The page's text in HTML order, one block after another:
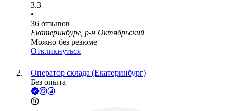
3.3
•
36 отзывов
Екатеринбург, р-н Октябрьский
Можно без резюме
Откликнуться
Оператор склада (Екатеринбург)
Без опыта